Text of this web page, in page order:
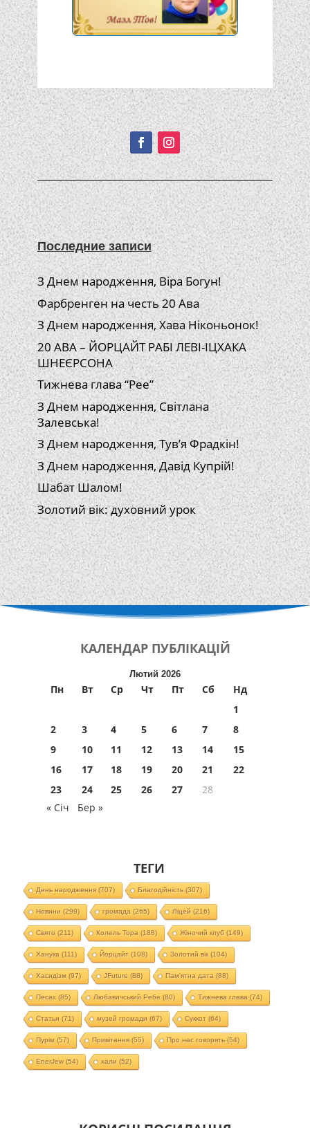
Подписывайтесь!
Последние записи
З Днем народження, Віра Богун!
Фарбренген на честь 20 Ава
З Днем народження, Хава Ніконьонок!
20 АВА – ЙОРЦАЙТ РАБІ ЛЕВІ-ІЦХАКА
ШНЕЄРСОНА
Тижнева глава “Рее”
З Днем народження, Світлана
Залевська!
З Днем народження, Тув’я Фрадкін!
З Днем народження, Давід Купрій!
Шабат Шалом!
Золотий вік: духовний урок
КАЛЕНДАР ПУБЛІКАЦІЙ
Лютий 2026
Пн Вт Ср Чт Пт Сб
Нд
1
2
3 4 5 6 7
8
9
10 11 12 13 14
15
16
17 18 19 20 21
22
23
24 25 26 27
28
« Січ
Бер »
ТЕГИ
День народження(707) Благодійність (307)
Новини (299) громада (265) Ліцей (216)
Свято (211) Колель Тора (188) Жіночий клуб (149)
Ханука (111) Йорцайт (108) Золотий вік(104)
Хасидізм (97) JFuture (88) Пам'ятна дата (88)
Песах(85) Любавичський Ребе (80) Тижнева глава (74)
Статьи (71) музей громади (67) Суккот (64)
Пурім (57) Привітання(55) Про нас говорять (54)
EnerJew(54) хали (52)